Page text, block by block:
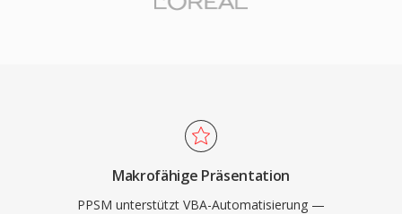
Makrofähige Präsentation
PPSM unterstützt VBA-Automatisierung —